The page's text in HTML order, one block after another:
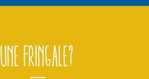
Une fringale?